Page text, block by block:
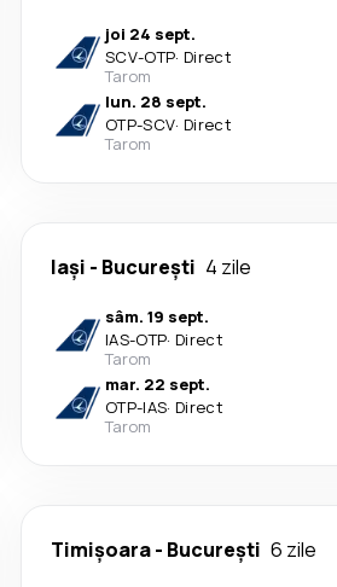
joi 24 sept.
SCV-OTP· Direct
Tarom
lun. 28 sept.
OTP-SCV· Direct
Tarom
Iași - București 4 zile
sâm. 19 sept.
IAS-OTP· Direct
Tarom
mar. 22 sept.
OTP-IAS· Direct
Tarom
Timișoara- București 6 zile